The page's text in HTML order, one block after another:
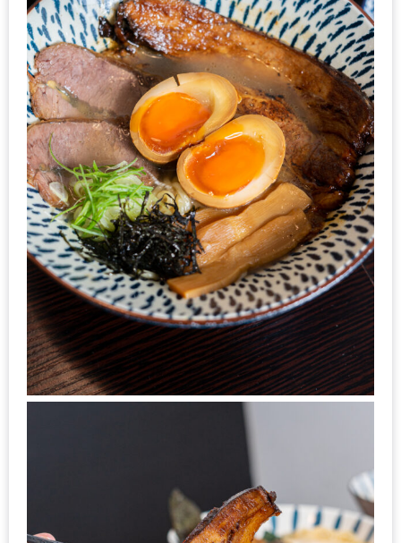
เด็ด
สำหรับ
คุณ
แม่
ที่รัก
2560
สบาย
ใจ๋…
สไตล์
นิมมาน
(ดี
คอน
โด
นิม)
เชียงใหม่